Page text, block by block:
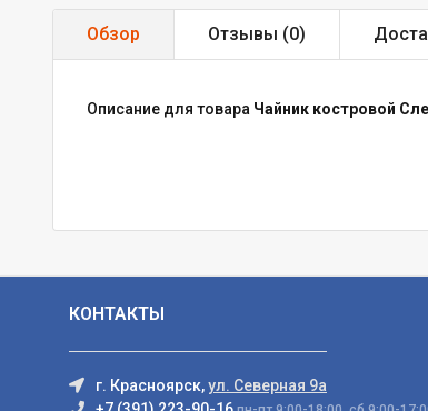
Обзор Отзывы (0)
Описание для товара Чайник костровой
КОНТАКТЫ
г. Красноярск,ул. Северная 9а